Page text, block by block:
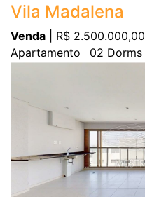
Vila Madalena
Venda | R$ 2.500.000,00
Apartamento
02 Dorms